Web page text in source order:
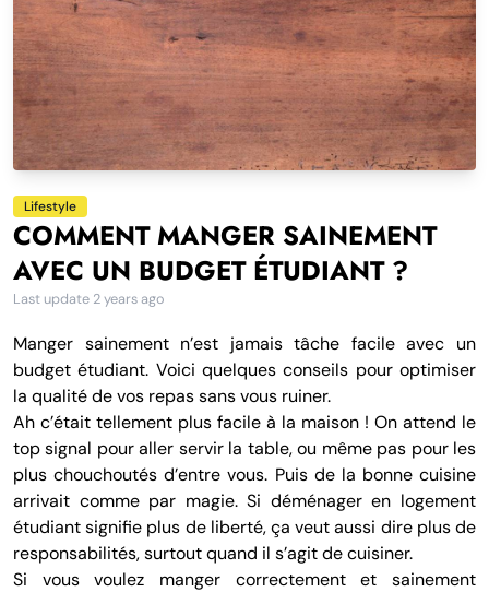
Lifestyle
COMMENT MANGER SAINEMENT
AVEC UN BUDGET ÉTUDIANT ?
Last update 2 years ago
Manger sainement n’est jamais tâche facile avec un
budget étudiant. Voici quelques conseils pour optimiser
la qualité de vos repas sans vous ruiner.
Ah c’était tellement plus facile à la maison ! On attend le
top signal pour aller servir la table, ou même pas pour les
plus chouchoutés d’entre vous. Puis de la bonne cuisine
arrivait comme par magie. Si déménager en logement
étudiant signifie plus de liberté, ça veut aussi dire plus de
responsabilités, surtout quand il s’agit de cuisiner.
Si vous voulez manger correctement et sainement